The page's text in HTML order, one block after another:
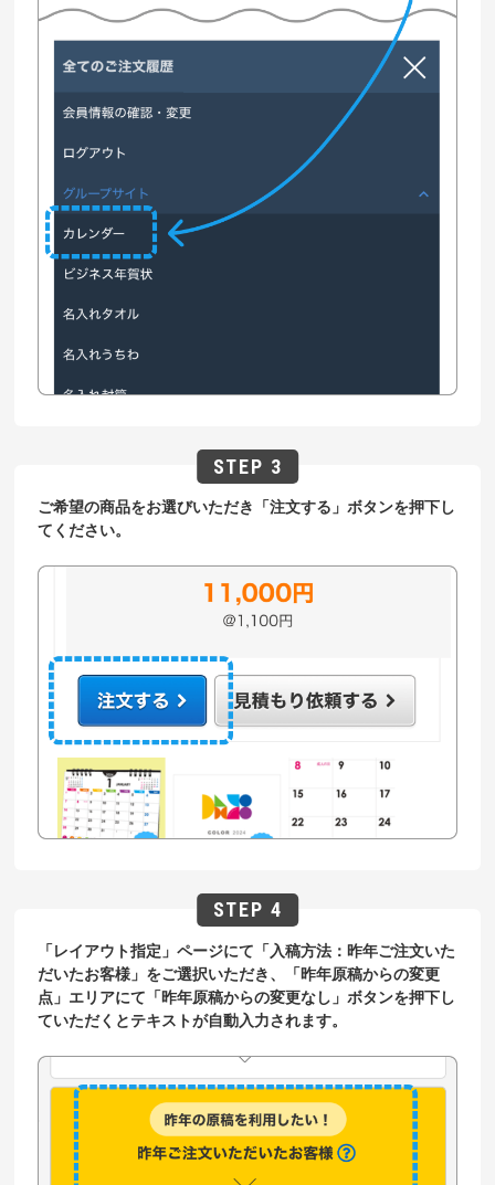
ご希望の商品をお選びいただき「注文する」ボタンを押下し
てください。
「レイアウト指定」ページにて「入稿方法：昨年ご注文いた
だいたお客様」をご選択いただき、「昨年原稿からの変更
点」エリアにて「昨年原稿からの変更なし」ボタンを押下し
ていただくとテキストが自動入力されます。